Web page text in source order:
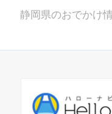
静岡県のおでかけ